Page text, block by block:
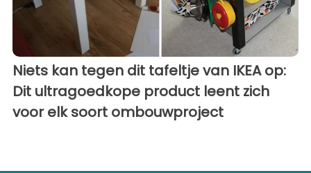
Niets kan tegen dit tafeltje van IKEA op:
Dit ultragoedkope product leent zich
voor elk soort ombouwproject